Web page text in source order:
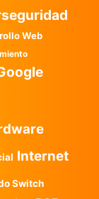
Web
Internet
Switch